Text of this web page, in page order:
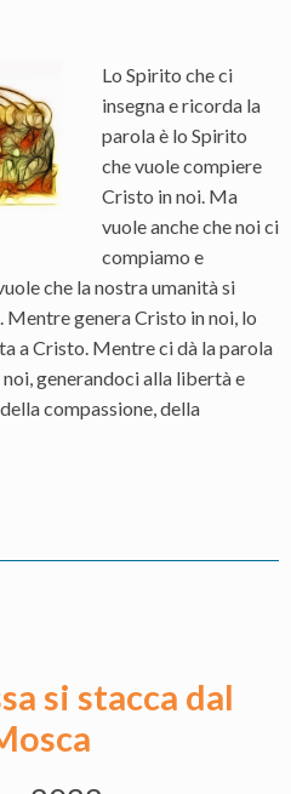
Lo Spirito che ci
insegna e ricorda la
parola è lo Spirito
che vuole compiere
Cristo in noi. Ma
vuole anche che noi ci
compiamo e
che la nostra umanità si
Mentre genera Cristo in noi, lo
a Cristo. Mentre ci dà la parola
generandoci alla libertà e
compassione, della
si stacca dal